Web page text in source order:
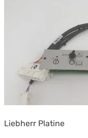
Liebherr Platine